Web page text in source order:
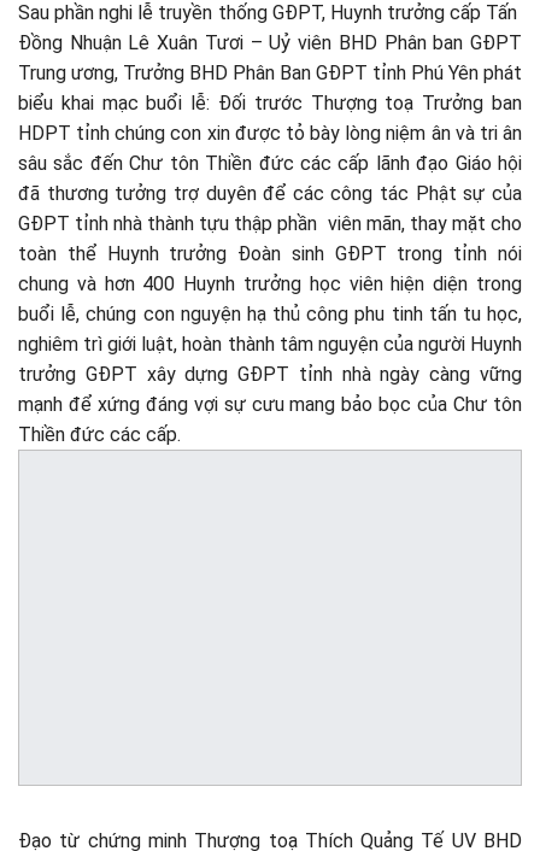
Sau phần nghi lễ truyền thống GĐPT, Huynh trưởng cấp Tấn
Đồng Nhuận Lê Xuân Tươi – Uỷ viên BHD Phân ban GĐPT
Trung ương, Trưởng BHD Phân Ban GĐPT tỉnh Phú Yên phát
biểu khai mạc buổi lễ: Đối trước Thượng toạ Trưởng ban
HDPT tỉnh chúng con xin được tỏ bày lòng niệm ân và tri ân
sâu sắc đến Chư tôn Thiền đức các cấp lãnh đạo Giáo hội
đã thương tưởng trợ duyên để các công tác Phật sự của
GĐPT tỉnh nhà thành tựu thập phần viên mãn, thay mặt cho
toàn thể Huynh trưởng Đoàn sinh GĐPT trong tỉnh nói
chung và hơn 400 Huynh trưởng học viên hiện diện trong
buổi lễ, chúng con nguyện hạ thủ công phu tinh tấn tu học,
nghiêm trì giới luật, hoàn thành tâm nguyện của người Huynh
trưởng GĐPT xây dựng GĐPT tỉnh nhà ngày càng vững
mạnh để xứng đáng vợi sự cưu mang bảo bọc của Chư tôn
Thiền đức các cấp.
Đạo từ chứng minh Thượng toạ Thích Quảng Tế UV BHD